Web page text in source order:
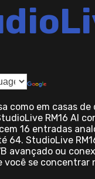
como em casas
RM16 AI
16 entradas
64. StudioLive
avançado ou
você se concentrar